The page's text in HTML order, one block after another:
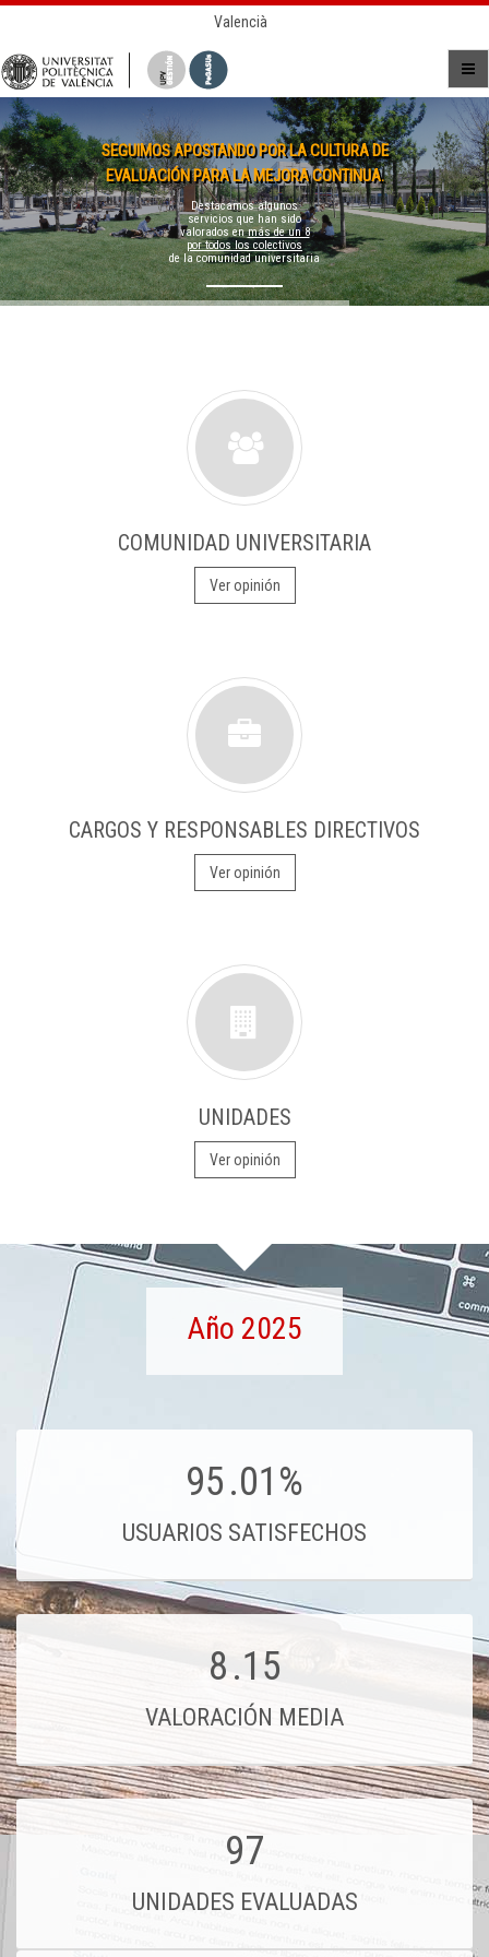
Valencià
SEGUIMOS APOSTANDO POR LA CULTURA DE
EVALUACIÓN PARA LA MEJORA CONTINUA.
Destacamos algunos
servicios que han sido
valorados enmás de un 8
por todos los colectivos
de la comunidad universitaria
COMUNIDAD UNIVERSITARIA
Ver opinión
CARGOS Y RESPONSABLES DIRECTIVOS
Ver opinión
UNIDADES
Ver opinión
Año 2025
95.01%
USUARIOS SATISFECHOS
8.15
VALORACIÓN MEDIA
97
UNIDADES EVALUADAS